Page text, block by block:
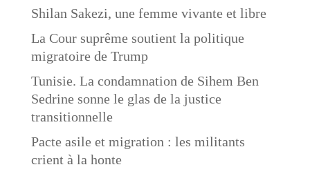
Shilan Sakezi, une femme vivante et libre
La Cour suprême soutient la politique
migratoire de Trump
Tunisie. La condamnation de Sihem Ben
Sedrine sonne le glas de la justice
transitionnelle
Pacte asile et migration : les militants
crient à la honte